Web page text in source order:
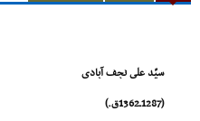
سیّد على نجف آبادى
(1287ـ1362ق.)